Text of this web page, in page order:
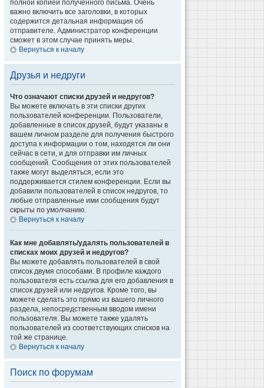
полной копией полученного письма. Очень
важно включить все заголовки, в которых
содержится детальная информация об
отправителе. Администратор конференции
сможет в этом случае принять меры.
Вернуться к началу
Друзья и недруги
Что означают списки друзей и недругов?
Вы можете включать в эти списки других
пользователей конференции. Пользователи,
добавленные в список друзей, будут указаны в
вашем личном разделе для получения быстрого
доступа к информации о том, находятся ли они
сейчас в сети, и для отправки им личных
сообщений. Сообщения от этих пользователей
также могут выделяться, если это
поддерживается стилем конференции. Если вы
добавили пользователей в список недругов, то
любые отправленные ими сообщения будут
скрыты по умолчанию.
Вернуться к началу
Как мне добавлять/удалять пользователей в
списках моих друзей и недругов?
Вы можете добавлять пользователей в свой
список двумя способами. В профиле каждого
пользователя есть ссылка для его добавления в
список друзей или недругов. Кроме того, вы
можете сделать это прямо из вашего личного
раздела, непосредственным вводом имени
пользователя. Вы можете также удалять
пользователей из соответствующих списков на
той же странице.
Вернуться к началу
Поиск по форумам